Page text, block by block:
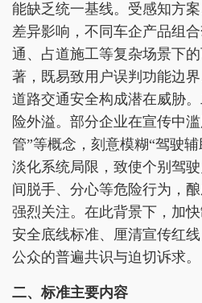
能缺乏统一基线。受感知方
差异影响，不同车企产品组
通、占道施工等复杂场景下
著，既易致用户误判功能边
道路交通安全构成潜在威胁
险外溢。部分企业在宣传中
管”等概念，刻意模糊“驾驶辅
淡化系统局限，致使个别驾
间脱手、分心等危险行为，
强烈关注。在此背景下，加
安全底线标准、厘清宣传红
公众的普遍共识与迫切诉求。
二、标准主要内容